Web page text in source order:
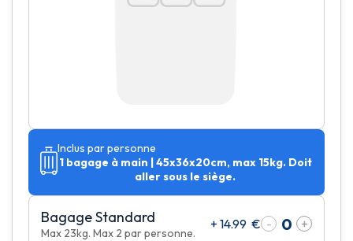
Inclus par personne
1 bagage à main | 45x36x20cm, max 15kg. Doit
aller sous le siège.
Bagage Standard
Max 23kg. Max 2 par personne.
+ 14.99 € - +